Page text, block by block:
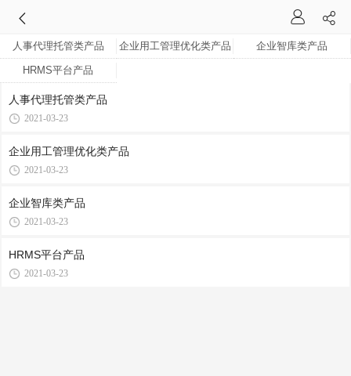
人事代理托管类产品 企业用工管理优化类产品 企业智库类产品
HRMS平台产品
人事代理托管类产品
2021-03-23
企业用工管理优化类产品
2021-03-23
企业智库类产品
2021-03-23
HRMS平台产品
2021-03-23